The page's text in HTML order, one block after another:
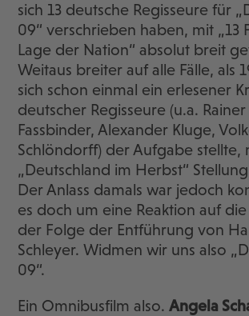
sich 13 deutsche Regisseure für
09“ verschrieben haben, mit „13
Lage der Nation“ absolut breit
Weitaus breiter auf alle Fälle, als
sich schon einmal ein erlesener
deutscher Regisseure (u.a.
Fassbinder, Alexander Kluge,
Schlöndorff) der Aufgabe stellte,
„Deutschland im Herbst“
Der Anlass damals war jedoch
es doch um eine Reaktion auf die
der Folge der Entführung von
Schleyer. Widmen wir uns also
09“.
Ein Omnibusfilm also.Angela